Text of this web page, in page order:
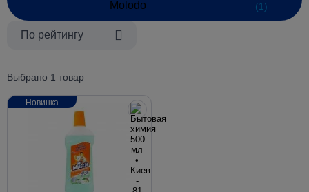
(1)
По рейтингу
Выбрано 1 товар
Новинка